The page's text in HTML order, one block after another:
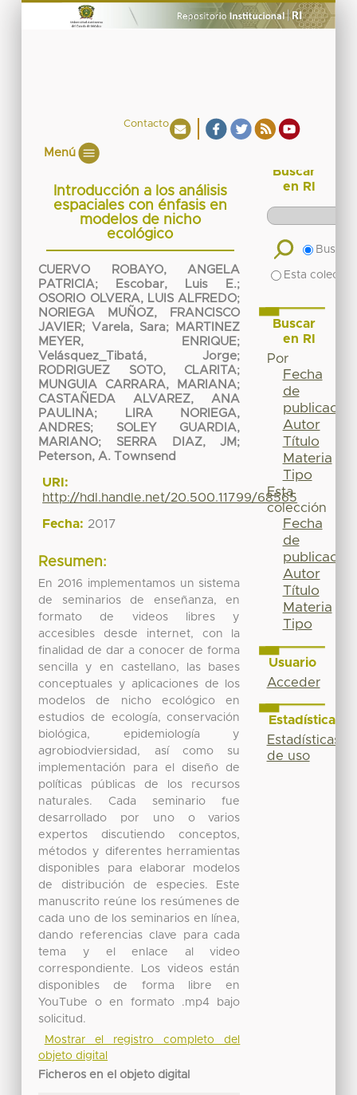
Contacto
Menú
Introducción a los análisis
espaciales con énfasis en
modelos de nicho
ecológico
CUERVO ROBAYO, ANGELA
PATRICIA; Escobar, Luis E.;
OSORIO OLVERA, LUIS ALFREDO;
NORIEGA MUÑOZ, FRANCISCO
JAVIER; Varela, Sara;
MARTINEZ
MEYER, ENRIQUE;
Velásquez_Tibatá, Jorge;
RODRIGUEZ SOTO, CLARITA;
MUNGUIA CARRARA, MARIANA;
CASTAÑEDA ALVAREZ, ANA
PAULINA;
LIRA NORIEGA,
ANDRES; SOLEY GUARDIA,
MARIANO; SERRA DIAZ, JM ;
Peterson, A. Townsend
URI:
http://hdl.handle.net/20.500.11799/68565
Fecha: 2017
Resumen:
En 2016 implementamos un sistema
de seminarios de enseñanza, en
formato de videos libres y
accesibles desde internet, con la
finalidad de dar a conocer de forma
sencilla y en castellano, las bases
conceptuales y aplicaciones de los
modelos de nicho ecológico en
estudios de ecología, conservación
biológica, epidemiología y
agrobiodviersidad, así como su
implementación para el diseño de
políticas públicas de los recursos
naturales. Cada seminario fue
desarrollado por uno o varios
expertos discutiendo conceptos,
métodos y diferentes herramientas
disponibles para elaborar modelos
de distribución de especies. Este
manuscrito reúne los resúmenes de
cada uno de los seminarios en línea,
dando referencias clave para cada
tema y el enlace al video
correspondiente. Los videos están
disponibles de forma libre en
YouTube o en formato .mp4 bajo
solicitud.
Mostrar el registro completo del
objeto digital
Ficheros en el objeto digital
Buscar
en RI
Buscar
Esta
Buscar
en RI
Por
Fecha
de
publicación
Autor
Título
Materia
Tipo
Esta
colección
Fecha
de
publicación
Autor
Título
Materia
Tipo
Usuario
Acceder
Estadísticas
Estadísticas
de uso